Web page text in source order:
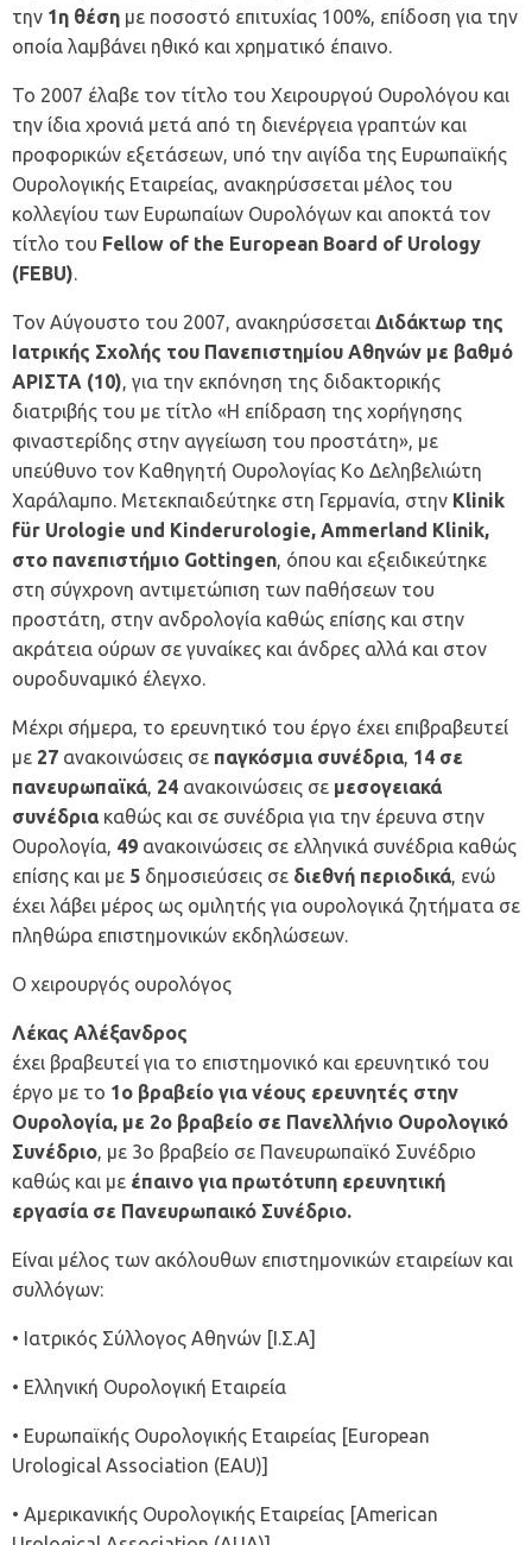
την 1η θέση με ποσοστό επιτυχίας 100%, επίδοση για την
οποία λαμβάνει ηθικό και χρηματικό έπαινο.
Το 2007 έλαβε τον τίτλο του Χειρουργού Ουρολόγου και
την ίδια χρονιά μετά από τη διενέργεια γραπτών και
προφορικών εξετάσεων, υπό την αιγίδα της Ευρωπαϊκής
Ουρολογικής Εταιρείας, ανακηρύσσεται μέλος του
κολλεγίου των Ευρωπαίων Ουρολόγων και αποκτά τον
τίτλο του Fellow of the European Board of Urology
(FEBU)
Τον Αύγουστο του 2007, ανακηρύσσεται Διδάκτωρ της
Ιατρικής Σχολής του Πανεπιστημίου Αθηνών με βαθμό
ΑΡΙΣΤΑ (10) , για την εκπόνηση της διδακτορικής
διατριβής του με τίτλο «Η επίδραση της χορήγησης
φιναστερίδης στην αγγείωση του προστάτη», με
υπεύθυνο τον Καθηγητή Ουρολογίας Κο Δεληβελιώτη
Χαράλαμπο. Μετεκπαιδεύτηκε στη Γερμανία, στην Klinik
für Urologie und Kinderurologie, Ammerland Klinik,
στο πανεπιστήμιο Gottingen , όπου και εξειδικεύτηκε
στη σύγχρονη αντιμετώπιση των παθήσεων του
προστάτη, στην ανδρολογία καθώς επίσης και στην
ακράτεια ούρων σε γυναίκες και άνδρες αλλά και στον
ουροδυναμικό έλεγχο.
Μέχρι σήμερα, το ερευνητικό του έργο έχει επιβραβευτεί
με 27 ανακοινώσεις σε παγκόσμια συνέδρια 14 σε
πανευρωπαϊκά 24 ανακοινώσεις σε μεσογειακά
συνέδρια καθώς και σε συνέδρια για την έρευνα στην
Ουρολογία, 49 ανακοινώσεις σε ελληνικά συνέδρια καθώς
επίσης και με 5 δημοσιεύσεις σε διεθνή περιοδικά , ενώ
έχει λάβει μέρος ως ομιλητής για ουρολογικά ζητήματα σε
πληθώρα επιστημονικών εκδηλώσεων.
Ο χειρουργός ουρολόγος
Λέκας Αλέξανδρος
έχει βραβευτεί για το επιστημονικό και ερευνητικό του
έργο με το 1ο βραβείο για νέους ερευνητές στην
Ουρολογία, με 2ο βραβείο σε Πανελλήνιο Ουρολογικό
Συνέδριο , με 3ο βραβείο σε Πανευρωπαϊκό Συνέδριο
καθώς και με έπαινο για πρωτότυπη ερευνητική
εργασία σε Πανευρωπαικό Συνέδριο.
Είναι μέλος των ακόλουθων επιστημονικών εταιρείων και
συλλόγων:
• Ιατρικός Σύλλογος Αθηνών [Ι.Σ.Α]
• Ελληνική Ουρολογική Εταιρεία
• Ευρωπαϊκής Ουρολογικής Εταιρείας [European
Urological Association (EAU)]
• Αμερικανικής Ουρολογικής Εταιρείας [American